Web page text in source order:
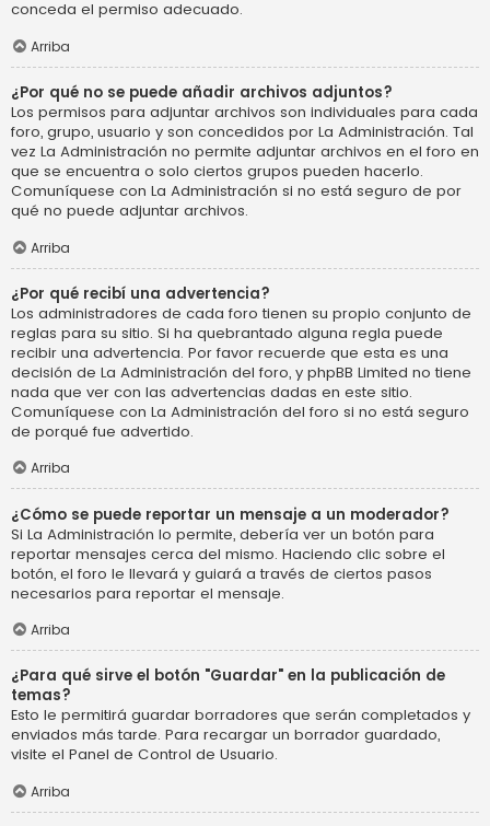
conceda el permiso adecuado.
Arriba
¿Por qué no se puede añadir archivos adjuntos?
Los permisos para adjuntar archivos son individuales para cada
foro, grupo, usuario y son concedidos por La Administración. Tal
vez La Administración no permite adjuntar archivos en el foro en
que se encuentra o solo ciertos grupos pueden hacerlo.
Comuníquese con La Administración si no está seguro de por
qué no puede adjuntar archivos.
Arriba
¿Por qué recibí una advertencia?
Los administradores de cada foro tienen su propio conjunto de
reglas para su sitio. Si ha quebrantado alguna regla puede
recibir una advertencia. Por favor recuerde que esta es una
decisión de La Administración del foro, y phpBB Limited no tiene
nada que ver con las advertencias dadas en este sitio.
Comuníquese con La Administración del foro si no está seguro
de porqué fue advertido.
Arriba
¿Cómo se puede reportar un mensaje a un moderador?
Si La Administración lo permite, debería ver un botón para
reportar mensajes cerca del mismo. Haciendo clic sobre el
botón, el foro le llevará y guiará a través de ciertos pasos
necesarios para reportar el mensaje.
Arriba
¿Para qué sirve el botón "Guardar" en la publicación de
temas?
Esto le permitirá guardar borradores que serán completados y
enviados más tarde. Para recargar un borrador guardado,
visite el Panel de Control de Usuario.
Arriba